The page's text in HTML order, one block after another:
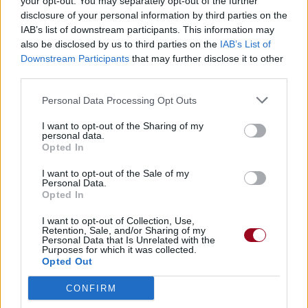
disclosure of your personal information by third parties on the
IAB’s list of downstream participants. This information may
also be disclosed by us to third parties on the IAB’s List of
Downstream Participants that may further disclose it to other
Personal Data Processing Opt Outs
I want to opt-out of the Sharing of my
personal data.
Opted In
I want to opt-out of the Sale of my
Personal Data.
Opted In
I want to opt-out of Collection, Use,
Retention, Sale, and/or Sharing of my
Personal Data that Is Unrelated with the
Purposes for which it was collected.
Opted Out
CONFIRM